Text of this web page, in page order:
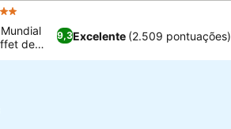
9,3Excelente (2.509 pontuações)
de